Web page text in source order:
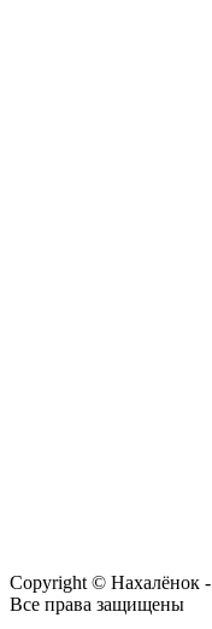
Copyright © Нахалёнок
Все права защищены